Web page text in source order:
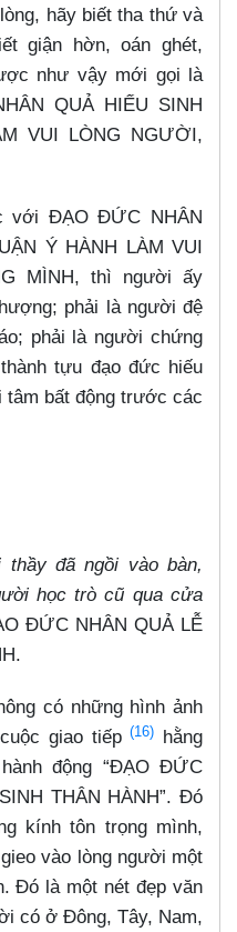
hãy biết tha thứ và
giận hờn, oán ghét,
như vậy mới gọi là
QUẢ HIẾU SINH
VUI LÒNG NGƯỜI,
với ĐẠO ĐỨC NHÂN
Ý HÀNH LÀM VUI
MÌNH, thì người ấy
phải là người đệ
phải là người chứng
tựu đạo đức hiếu
tâm bất động trước các
thầy đã ngồi vào bàn,
học trò cũ qua cửa
ĐỨC NHÂN QUẢ LỄ
có những hình ảnh
giao tiếp(16)
hằng
động “ĐẠO ĐỨC
THÂN HÀNH”. Đó
kính tôn trọng mình,
vào lòng người một
Đó là một nét đẹp văn
có ở Đông, Tây, Nam,